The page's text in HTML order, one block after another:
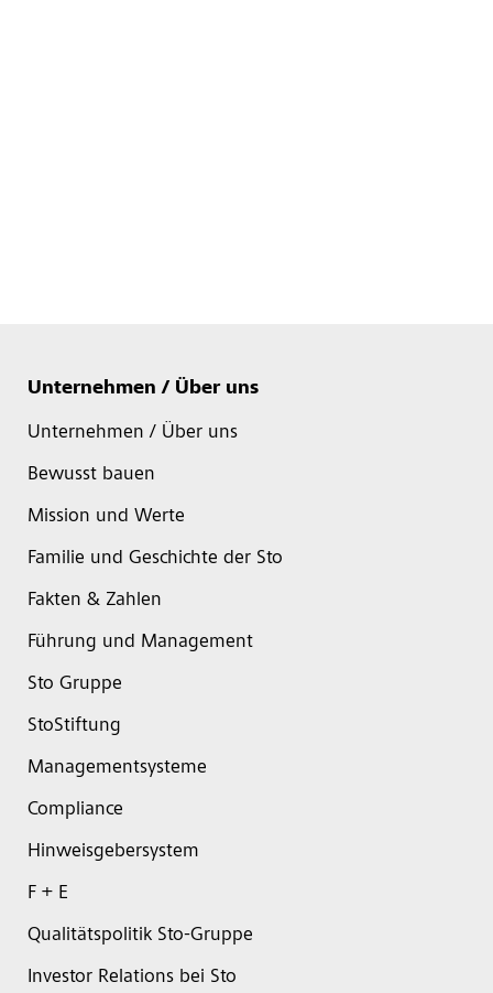
Unternehmen / Über uns
Unternehmen / Über uns
Bewusst bauen
Mission und Werte
Familie und Geschichte der Sto
Fakten & Zahlen
Führung und Management
Sto Gruppe
StoStiftung
Managementsysteme
Compliance
Hinweisgebersystem
F + E
Qualitätspolitik Sto-Gruppe
Investor Relations bei Sto